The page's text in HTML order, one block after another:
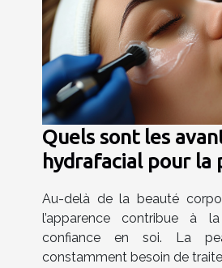
Quels sont les
hydrafacial pour la
Au-delà de la beauté
l’apparence contribue à
confiance en soi. La
constamment besoin de